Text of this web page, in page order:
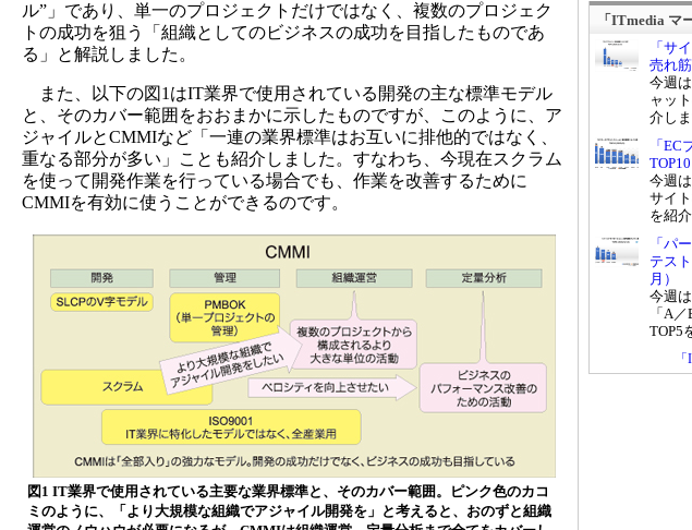
ル”」であり、単一のプロジェクトだけではなく、複数のプロジェク
トの成功を狙う「組織としてのビジネスの成功を目指したものであ
る」と解説しました。
また、以下の図1はIT業界で使用されている開発の主な標準モデル
と、そのカバー範囲をおおまかに示したものですが、このように、ア
ジャイルとCMMIなど「一連の業界標準はお互いに排他的ではなく、
重なる部分が多い」ことも紹介しました。すなわち、今現在スクラム
を使って開発作業を行っている場合でも、作業を改善するために
CMMIを有効に使うことができるのです。
図1 IT業界で使用されている主要な業界標準と、そのカバー範囲。ピンク色のカコ
ミのように、「より大規模な組織でアジャイル開発を」と考えると、おのずと組織
「ITmedia マ
「サ
売れ
今週
ャッ
介しま
「
今週
サイ
を紹
「パ
テス
月）
今週
「A
TOP5